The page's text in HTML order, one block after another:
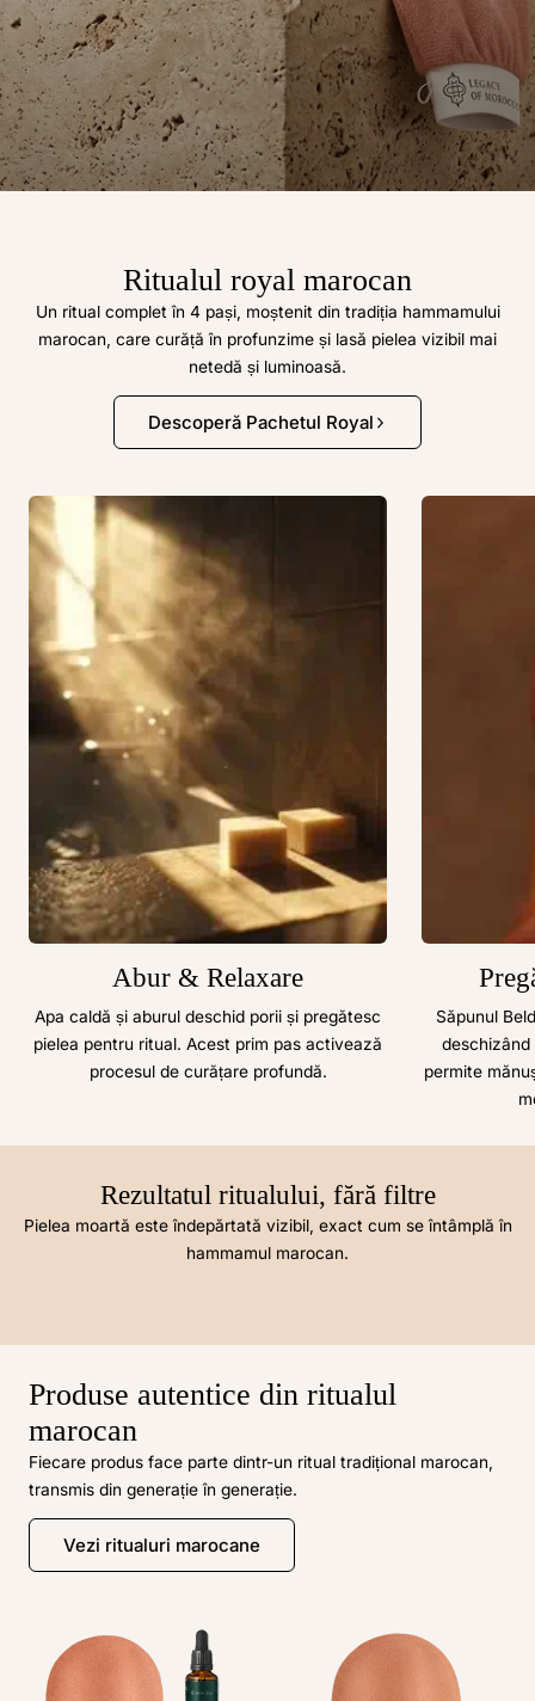
Ritualul marocan de reînnoire
a pielii.
Un proces tradițional marocan care curăță în profunzime,
Descoperă ritualuri
Ritualul royal marocan
Un ritual complet în 4 pași, moștenit din tradiția hammamului
marocan, care curăță în profunzime și lasă pielea vizibil mai
netedă și luminoasă.
Descoperă Pachetul Royal
Abur & Relaxare
Apa caldă și aburul deschid porii și pregătesc
pielea pentru ritual. Acest prim pas activează
procesul de curățare profundă.
Săpunul
deschizând
permite
Rezultatul ritualului, fără filtre
Pielea moartă este îndepărtată vizibil, exact cum se întâmplă în
hammamul marocan.
The Royal Moroccan Ritual
Produse autentice din ritualul
marocan
Fiecare produs face parte dintr-un ritual tradițional marocan,
transmis din generație în generație.
Vezi ritualuri marocane